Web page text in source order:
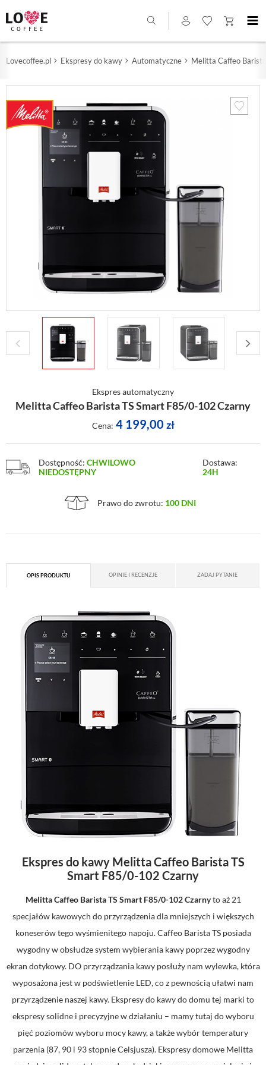
Lovecoffee.pl Ekspresy do kawy Automatyczne Melitta Caffeo
Ekspres automatyczny
Melitta Caffeo Barista TS Smart F85/0-102 Czarny
Cena: 4 199,00 zł
Dostępność: CHWILOWO
NIEDOSTĘPNY
Dostawa:
24H
Prawo do zwrotu: 100 DNI
OPIS PRODUKTU OPINIE I RECENZJE ZADAJ PYTANIE
Ekspres do kawy Melitta Caffeo Barista TS
Smart F85/0-102 Czarny
Melitta Caffeo Barista TS Smart F85/0-102 Czarnyto aż 21
specjałów kawowych do przyrządzenia dla mniejszych i większych
koneserów tego wyśmienitego napoju. Caffeo Barista TS posiada
wygodny w obsłudze system wybierania kawy poprzez wygodny
ekran dotykowy. DO przyrządzania kawy posłuży nam wylewka, która
wyposażona jest w podświetlenie LED, co z pewnością ułatwi nam
przyrządzenie naszej kawy. Ekspresy do kawy do domu tej marki to
ekspresy solidne i precyzyjne w działaniu – mamy tutaj do wyboru
pięć poziomów wyboru mocy kawy, a także wybór temperatury
parzenia (87, 90 i 93 stopnie Celsjusza). Ekspresy domowe Melitta